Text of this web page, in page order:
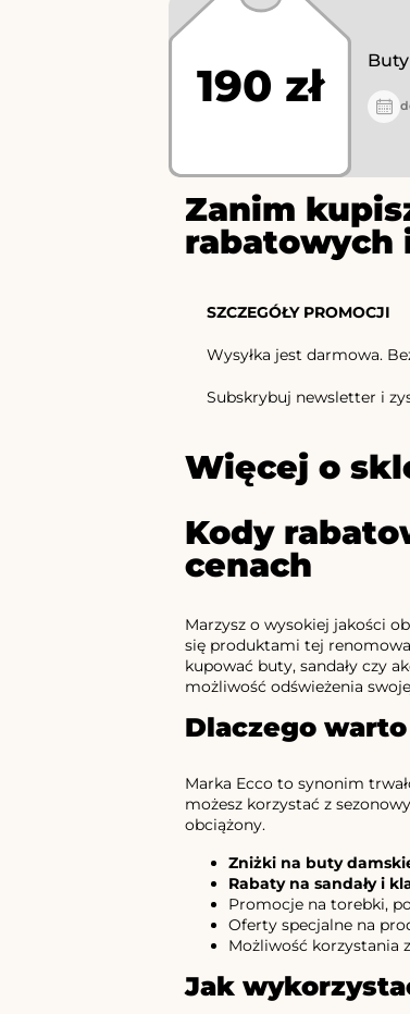
190 zł Buty
Zanim
rabatowych
SZCZEGÓŁY PROMOCJI
Wysyłka jest darmowa.
Subskrybuj newsletter i
Więcej o
Kody
cenach
Marzysz o wysokiej jakości
się produktami tej
kupować buty, sandały czy
możliwość odświeżenia
Dlaczego
Marka Ecco to synonim
możesz korzystać z
obciążony.
Zniżki na buty
Rabaty na sandały i
Promocje na torebki,
Oferty specjalne na
Możliwość korzystania
Jak